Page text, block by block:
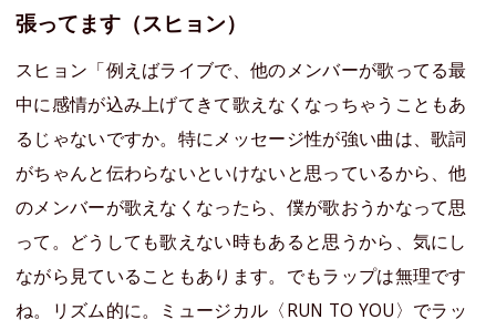
張ってます（スヒョン）
スヒョン「例えばライブで、他のメンバーが歌ってる最
中に感情が込み上げてきて歌えなくなっちゃうこともあ
るじゃないですか。特にメッセージ性が強い曲は、歌詞
がちゃんと伝わらないといけないと思っているから、他
のメンバーが歌えなくなったら、僕が歌おうかなって思
って。どうしても歌えない時もあると思うから、気にし
ながら見ていることもあります。でもラップは無理です
ね。リズム的に。ミュージカル〈RUN TO YOU〉でラッ